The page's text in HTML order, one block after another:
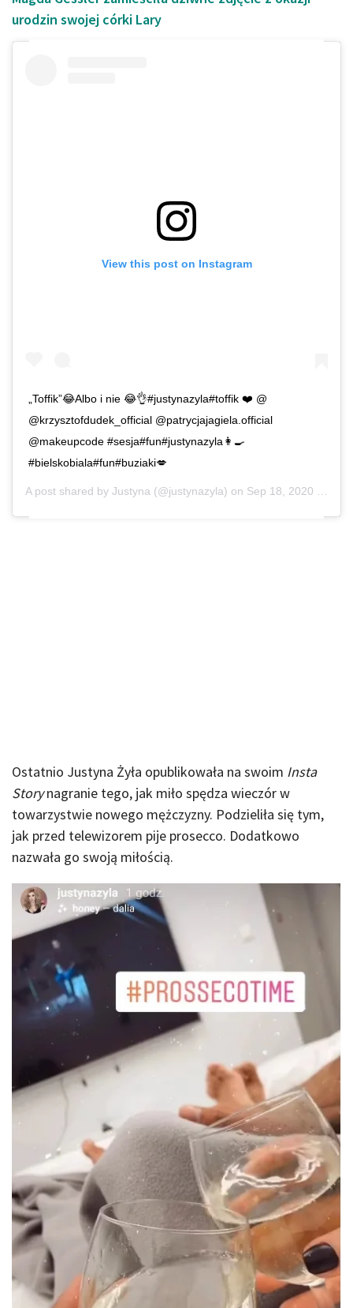
urodzin swojej córki Lary
View this post on Instagram
„Toffik”😂Albo i nie 😂👌#justynazyla#toffik ❤️ @
@krzysztofdudek_official @patrycjajagiela.official
@makeupcode #sesja#fun#justynazyla👩‍🍳
#bielskobiala#fun#buziaki💋
A post shared by Justyna (@justynazyla) on Sep 18, 2020 at 1:24pm PDT
Ostatnio Justyna Żyła opublikowała na swoim Insta
Storynagranie tego, jak miło spędza wieczór w
towarzystwie nowego mężczyzny. Podzieliła się tym,
jak przed telewizorem pije prosecco. Dodatkowo
nazwała go swoją miłością.